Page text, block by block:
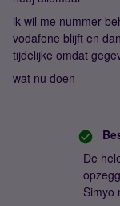
ik wil me nummer
vodafone blijft en
tijdelijke omdat
wat nu doen
De
Simyo